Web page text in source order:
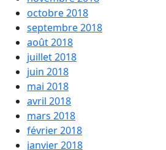
octobre 2018
septembre 2018
août 2018
juillet 2018
juin 2018
mai 2018
avril 2018
mars 2018
février 2018
janvier 2018